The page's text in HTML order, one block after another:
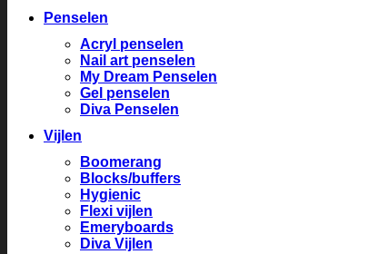
Penselen
Acryl penselen
Nail art penselen
My Dream Penselen
Gel penselen
Diva Penselen
Vijlen
Boomerang
Blocks/buffers
Hygienic
Flexi vijlen
Emeryboards
Diva Vijlen